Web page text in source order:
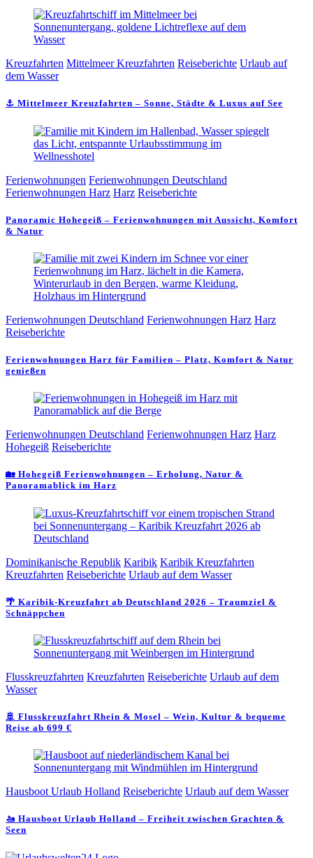
Kreuzfahrten Mittelmeer Kreuzfahrten Reiseberichte Urlaub auf
dem Wasser
⚓ Mittelmeer Kreuzfahrten – Sonne, Städte & Luxus auf See
Ferienwohnungen Ferienwohnungen Deutschland
Ferienwohnungen Harz Harz Reiseberichte
Panoramic Hohegeiß – Ferienwohnungen mit Aussicht, Komfort
& Natur
Ferienwohnungen Deutschland Ferienwohnungen Harz Harz
Reiseberichte
Ferienwohnungen Harz für Familien – Platz, Komfort & Natur
genießen
Ferienwohnungen Deutschland Ferienwohnungen Harz Harz
Hohegeiß Reiseberichte
🏡 Hohegeiß Ferienwohnungen – Erholung, Natur &
Panoramablick im Harz
Dominikanische Republik Karibik Karibik Kreuzfahrten
Kreuzfahrten Reiseberichte Urlaub auf dem Wasser
🌴 Karibik-Kreuzfahrt ab Deutschland 2026 – Traumziel &
Schnäppchen
Flusskreuzfahrten Kreuzfahrten Reiseberichte Urlaub auf dem
Wasser
🚢 Flusskreuzfahrt Rhein & Mosel – Wein, Kultur & bequeme
Reise ab 699 €
Hausboot Urlaub Holland Reiseberichte Urlaub auf dem Wasser
🚤 Hausboot Urlaub Holland – Freiheit zwischen Grachten &
Seen